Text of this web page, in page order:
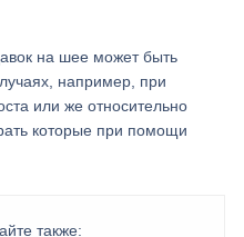
на шее может быть
например, при
или же относительно
которые при помощи
также: